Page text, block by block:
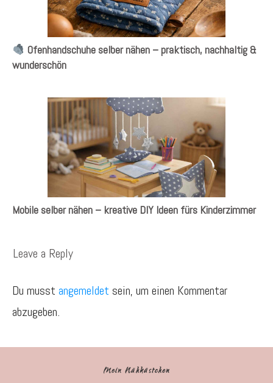
Ofenhandschuhe selber nähen – praktisch, nachhaltig &
wunderschön
Mobile selber nähen – kreative DIY Ideen fürs Kinderzimmer
Leave a Reply
Du musst angemeldet sein, um einen Kommentar
abzugeben.